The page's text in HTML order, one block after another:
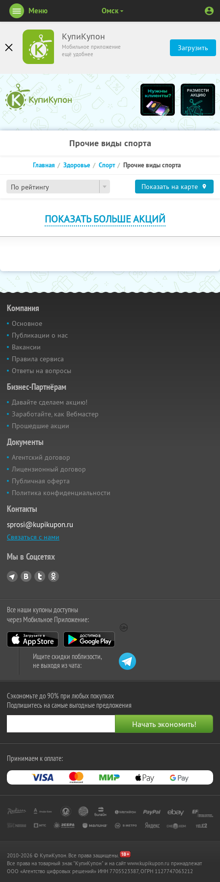
КупиКупон
Мобильное приложение
ещё удобнее
Загрузить
Меню Омск
Прочие виды спорта
По рейтингу
Главная Здоровье Спорт Прочие виды спорта
Показать на карте
ПОКАЗАТЬ БОЛЬШЕ АКЦИЙ
Компания
Основное
Публикации о нас
Вакансии
Правила сервиса
Ответы на вопросы
Бизнес-Партнёрам
Давайте сделаем акцию!
Заработайте, как Вебмастер
Прошедшие акции
Документы
Агентский договор
Лицензионный договор
Публичная оферта
Политика конфиденциальности
Контакты
sprosi@kupikupon.ru
Связаться с нами
Мы в Соцсетях
Все наши купоны доступны
через Мобильное Приложение:
Ищите скидки поблизости,
не выходя из чата:
Сэкономьте до 90% при любых покупках
Подпишитесь на самые выгодные предложения
Принимаем к оплате:
2010-2026 © КупиКупон. Все права защищены.
Все права на товарный знак "КупиКупон" и на сайт www.kupikupon.ru принадлежат
OOO «Агентство цифровых решений» ИНН 7705523387, ОГРН 1127747063212